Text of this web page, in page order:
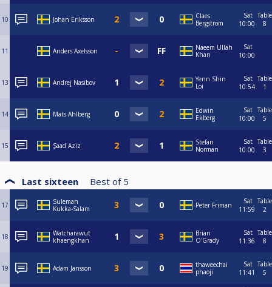
10 Johan Eriksson
Claes
Bergström
Sat
10:00
Table
8
11 Anders Axelsson
Naeem Ullah
Khan
Sat
10:00
13 Andrej Nasibov
Yenn Shin
Loi
Sat
10:54
Table
1
14 Mats Ahlberg
Edwin
Ekberg
Sat
10:00
Table
5
15 ٍSaad Aziz
Stefan
Norman
Sat
10:00
Table
3
Last sixteen Best of 5
17
Suleman
Kukka-Salam
Peter Friman
Sat
11:59
Table
2
18
Watcharawut
khaengkhan
Brian
O'Grady
Sat
11:36
Table
8
19 Adam Jansson
thaweechai
phaoji
Sat
11:41
Table
5